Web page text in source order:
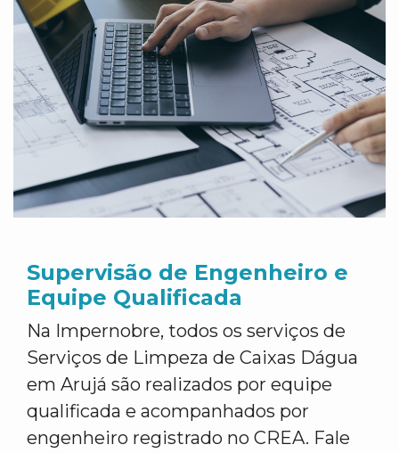
Supervisão de Engenheiro e
Equipe Qualificada
Na Impernobre, todos os serviços de
Serviços de Limpeza de Caixas Dágua
em Arujá são realizados por equipe
qualificada e acompanhados por
engenheiro registrado no CREA. Fale